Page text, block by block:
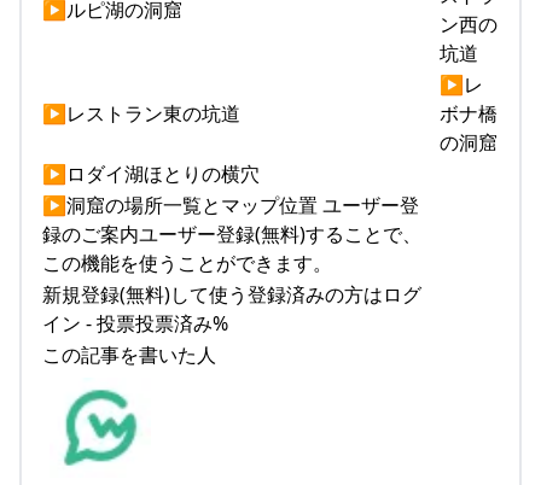
▶ルピ湖の洞窟
ン西の
坑道
▶レストラン東の坑道
▶レ
ボナ橋
の洞窟
▶ロダイ湖ほとりの横穴
▶洞窟の場所一覧とマップ位置 ユーザー登
録のご案内ユーザー登録(無料)することで、
この機能を使うことができます。
新規登録(無料)して使う登録済みの方はログ
イン - 投票投票済み%
この記事を書いた人